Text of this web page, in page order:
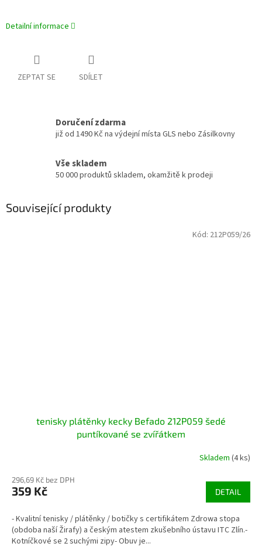
Detailní informace
ZEPTAT SE SDÍLET
Doručení zdarma
již od 1490 Kč na výdejní místa GLS nebo Zásilkovny
Vše skladem
50 000 produktů skladem, okamžitě k prodeji
Související produkty
tenisky plátěnky kecky Befado 212P059 šedé
puntíkované se zvířátkem
Skladem (4 ks)
296,69 Kč bez DPH
359 Kč DETAIL
- Kvalitní tenisky / plátěnky / botičky s certifikátem Zdrowa stopa
(obdoba naší Žirafy) a českým atestem zkušebního ústavu ITC Zlín.-
Kotníčkové se 2 suchými zipy- Obuv je...
Kód: 212P059/26